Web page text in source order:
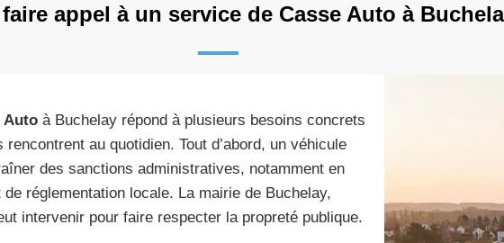
appel à un service de Casse Auto à
Auto à Buchelay répond à plusieurs besoins concrets
au quotidien. Tout d’abord, un véhicule
des sanctions administratives, notamment en
de réglementation locale. La mairie de Buchelay,
intervenir pour faire respecter la propreté publique.